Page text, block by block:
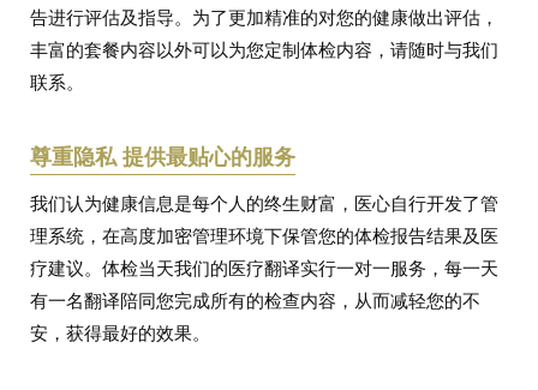
告进行评估及指导。为了更加精准的对您的健康做出评估，
丰富的套餐内容以外可以为您定制体检内容，请随时与我们
联系。
尊重隐私 提供最贴心的服务
我们认为健康信息是每个人的终生财富，医心自行开发了管
理系统，在高度加密管理环境下保管您的体检报告结果及医
疗建议。体检当天我们的医疗翻译实行一对一服务，每一天
有一名翻译陪同您完成所有的检查内容，从而减轻您的不
安，获得最好的效果。